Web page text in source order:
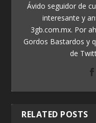
Ávido seguidor de
interesante y
3gb.com.mx. Por
Gordos Bastardos y
de
RELATED POSTS